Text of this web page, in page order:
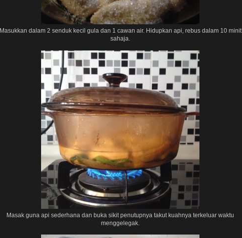
Masukkan dalam 2 senduk kecil gula dan 1 cawan air. Hidupkan api, rebus dalam 10 minit
sahaja.
Masak guna api sederhana dan buka sikit penutupnya takut kuahnya terkeluar waktu
menggelegak.